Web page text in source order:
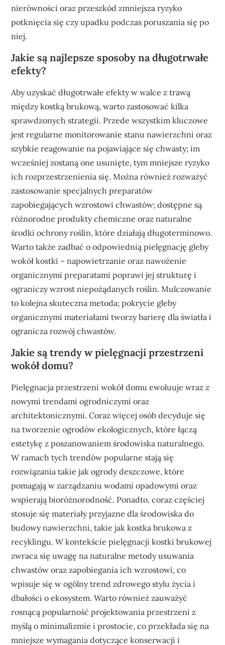
nierówności oraz przeszkód zmniejsza ryzyko
potknięcia się czy upadku podczas poruszania się po
niej.
Jakie są najlepsze sposoby na długotrwałe
efekty?
Aby uzyskać długotrwałe efekty w walce z trawą
między kostką brukową, warto zastosować kilka
sprawdzonych strategii. Przede wszystkim kluczowe
jest regularne monitorowanie stanu nawierzchni oraz
szybkie reagowanie na pojawiające się chwasty; im
wcześniej zostaną one usunięte, tym mniejsze ryzyko
ich rozprzestrzenienia się. Można również rozważyć
zastosowanie specjalnych preparatów
zapobiegających wzrostowi chwastów; dostępne są
różnorodne produkty chemiczne oraz naturalne
środki ochrony roślin, które działają długoterminowo.
Warto także zadbać o odpowiednią pielęgnację gleby
wokół kostki – napowietrzanie oraz nawożenie
organicznymi preparatami poprawi jej strukturę i
ograniczy wzrost niepożądanych roślin. Mulczowanie
to kolejna skuteczna metoda; pokrycie gleby
organicznymi materiałami tworzy barierę dla światła i
ogranicza rozwój chwastów.
Jakie są trendy w pielęgnacji przestrzeni
wokół domu?
Pielęgnacja przestrzeni wokół domu ewoluuje wraz z
nowymi trendami ogrodniczymi oraz
architektonicznymi. Coraz więcej osób decyduje się
na tworzenie ogrodów ekologicznych, które łączą
estetykę z poszanowaniem środowiska naturalnego.
W ramach tych trendów popularne stają się
rozwiązania takie jak ogrody deszczowe, które
pomagają w zarządzaniu wodami opadowymi oraz
wspierają bioróżnorodność. Ponadto, coraz częściej
stosuje się materiały przyjazne dla środowiska do
budowy nawierzchni, takie jak kostka brukowa z
recyklingu. W kontekście pielęgnacji kostki brukowej
zwraca się uwagę na naturalne metody usuwania
chwastów oraz zapobiegania ich wzrostowi, co
wpisuje się w ogólny trend zdrowego stylu życia i
dbałości o ekosystem. Warto również zauważyć
rosnącą popularność projektowania przestrzeni z
myślą o minimalizmie i prostocie, co przekłada się na
mniejsze wymagania dotyczące konserwacji i